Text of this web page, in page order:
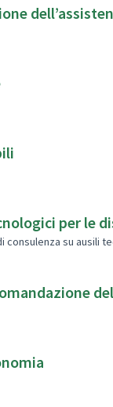
per le
consulenza su ausili